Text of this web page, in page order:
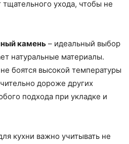
тщательного ухода, чтобы не
камень – идеальный выбор
натуральные материалы.
боятся высокой температуры
дороже других
подхода при укладке и
кухни важно учитывать не